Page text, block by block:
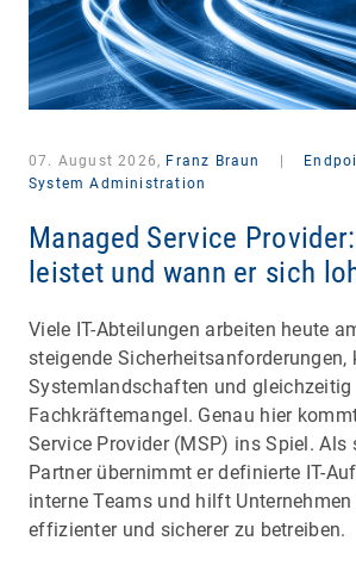
07. August 2026, Franz Braun
System Administration
Managed Service
leistet und wann er sich
Viele IT-Abteilungen arbeiten heute
steigende Sicherheitsanforderungen,
Systemlandschaften und gleichzeitig
Fachkräftemangel. Genau hier
Service Provider (MSP) ins Spiel. Als
Partner übernimmt er definierte IT-
interne Teams und hilft
effizienter und sicherer zu betreiben.